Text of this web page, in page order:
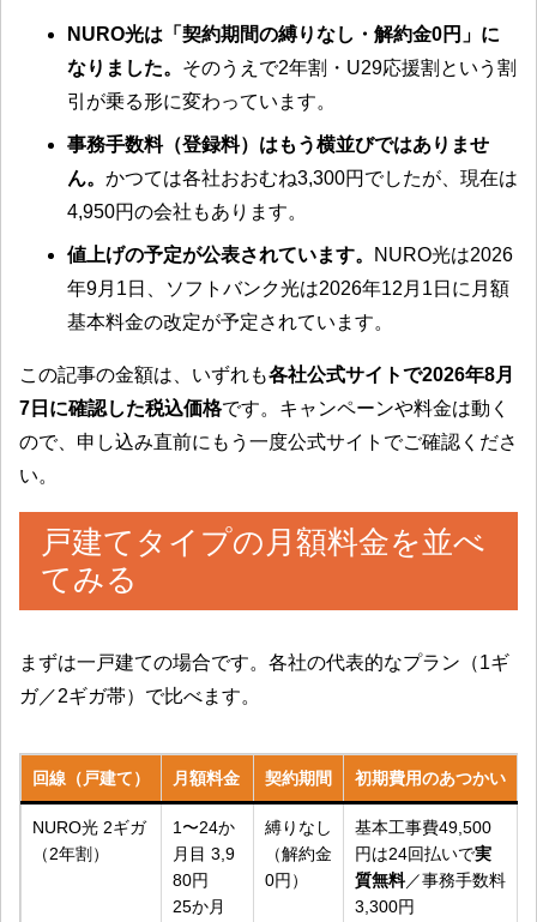
NURO光は「契約期間の縛りなし・解約金0円」に
なりました。 そのうえで2年割・U29応援割という割
引が乗る形に変わっています。
事務手数料（登録料）はもう横並びではありませ
ん。 かつては各社おおむね3,300円でしたが、現在は
4,950円の会社もあります。
値上げの予定が公表されています。
NURO光は2026
年9月1日、ソフトバンク光は2026年12月1日に月額
基本料金の改定が予定されています。
この記事の金額は、いずれも各社公式サイトで2026年8月
7日に確認した税込価格です。キャンペーンや料金は動く
ので、申し込み直前にもう一度公式サイトでご確認くださ
い。
戸建てタイプの月額料金を並べ
てみる
まずは一戸建ての場合です。各社の代表的なプラン（1ギ
ガ／2ギガ帯）で比べます。
回線（戸建て） 月額料金 契約期間 初期費用のあつかい
NURO光 2ギガ
（2年割）
1〜24か
月目 3,9
80円
25か月
縛りなし
（解約金
0円）
基本工事費49,500
円は24回払いで実
質無料／事務手数料
3,300円